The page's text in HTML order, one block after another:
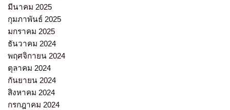
มีนาคม 2025
กุมภาพันธ์ 2025
มกราคม 2025
ธันวาคม 2024
พฤศจิกายน 2024
ตุลาคม 2024
กันยายน 2024
สิงหาคม 2024
กรกฎาคม 2024